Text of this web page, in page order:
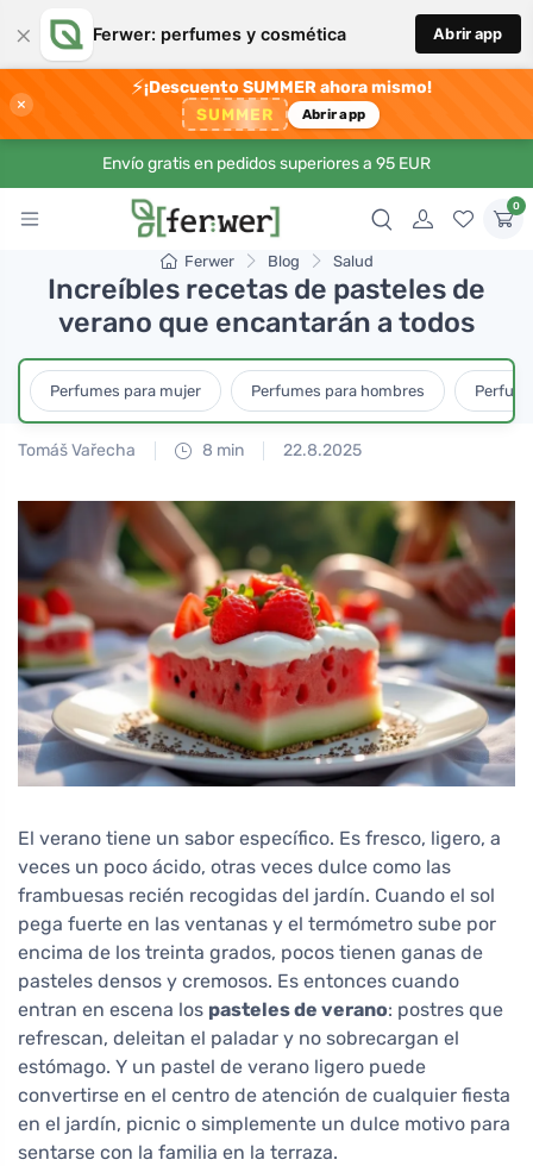
× Ferwer: perfumes y cosmética Abrir app
×
⚡¡Descuento SUMMER ahora mismo!
SUMMER Abrir app
Envío gratis en pedidos superiores a 95 EUR
0
Ferwer Blog Salud
Increíbles recetas de pasteles de
verano que encantarán a todos
Perfumes para mujer Perfumes para hombres
Tomáš Vařecha 8 min 22.8.2025
El verano tiene un sabor específico. Es fresco, ligero, a
veces un poco ácido, otras veces dulce como las
frambuesas recién recogidas del jardín. Cuando el sol
pega fuerte en las ventanas y el termómetro sube por
encima de los treinta grados, pocos tienen ganas de
pasteles densos y cremosos. Es entonces cuando
entran en escena los pasteles de verano: postres que
refrescan, deleitan el paladar y no sobrecargan el
estómago. Y un pastel de verano ligero puede
convertirse en el centro de atención de cualquier fiesta
en el jardín, picnic o simplemente un dulce motivo para
sentarse con la familia en la terraza.